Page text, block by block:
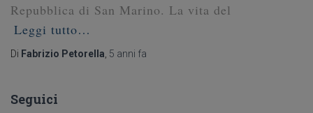
Repubblica di San Marino. La vita del
Leggi tutto…
Di Fabrizio Petorella 5 anni fa
Seguici